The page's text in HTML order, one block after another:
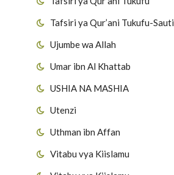
Tafsiri ya Qur’ani Tukufu-Sauti
Ujumbe wa Allah
Umar ibn Al Khattab
USHIA NA MASHIA
Utenzi
Uthman ibn Affan
Vitabu vya Kiislamu